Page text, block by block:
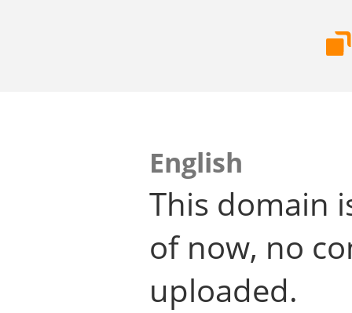
English
This domain
of now, no
uploaded.